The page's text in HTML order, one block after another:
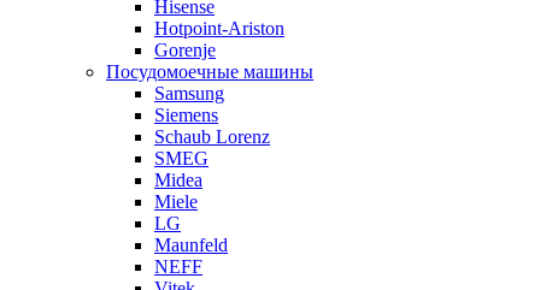
Hisense
Hotpoint-Ariston
Gorenje
Посудомоечные машины
Samsung
Siemens
Schaub Lorenz
SMEG
Midea
Miele
LG
Maunfeld
NEFF